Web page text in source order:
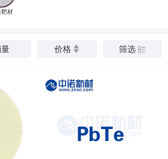
靶材
价格 筛选